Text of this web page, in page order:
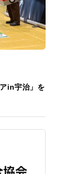
in宇治」を